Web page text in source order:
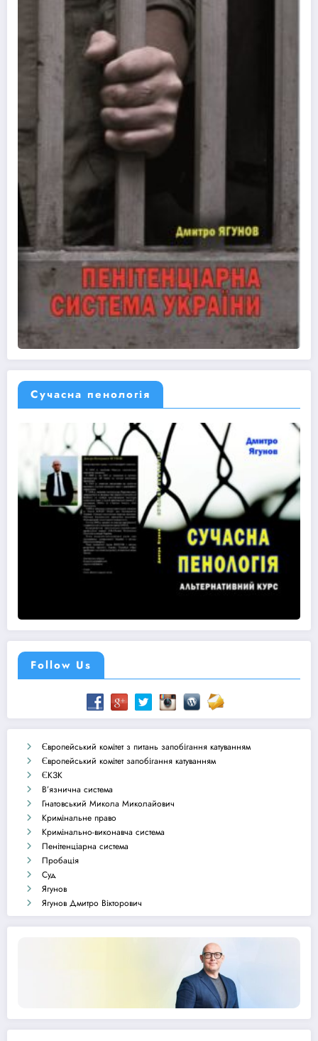
Сучасна пенологія
Follow Us
Європейський комітет з питань запобігання катуванням
Європейський комітет запобігання катуванням
ЄКЗК
В’язнична система
Гнатовський Микола Миколайович
Кримінальне право
Кримінально-виконавча система
Пенітенціарна система
Пробація
Суд
Ягунов
Ягунов Дмитро Вікторович